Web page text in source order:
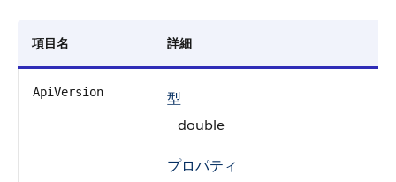
項目名 詳細
ApiVersion
型
double
プロパティ